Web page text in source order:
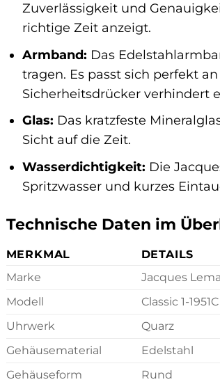
Zuverlässigkeit und
richtige Zeit anzeigt.
Armband: Das
tragen. Es passt sich perfekt
Sicherheitsdrücker verhindert
Glas: Das kratzfeste
Sicht auf die Zeit.
Wasserdichtigkeit: Die
Spritzwasser und kurzes
Technische Daten im
MERKMAL
DETAILS
Marke
Jacques
Modell
Classic 1-1951C
Uhrwerk
Quarz
Gehäusematerial
Edelstahl
Gehäuseform
Rund